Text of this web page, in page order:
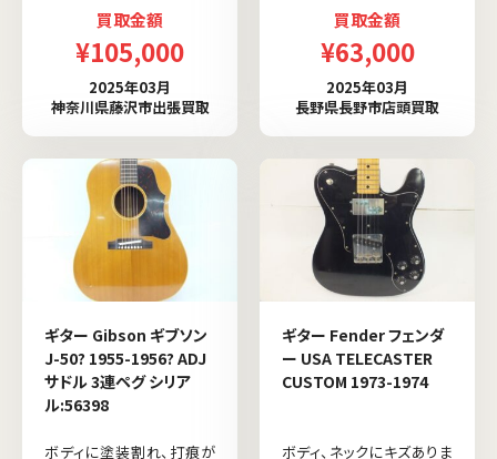
買取金額
¥105,000
2025年03月
神奈川県藤沢市出張買取
買取金額
¥63,000
2025年03月
長野県長野市店頭買取
ギター Gibson ギブソン
J-50? 1955-1956? ADJ
サドル 3連ペグ シリア
ル:56398
ボディに塗装割れ、打痕が
ギター Fender フェンダ
ー USA TELECASTER
CUSTOM 1973-1974
ボディ、ネックにキズありま